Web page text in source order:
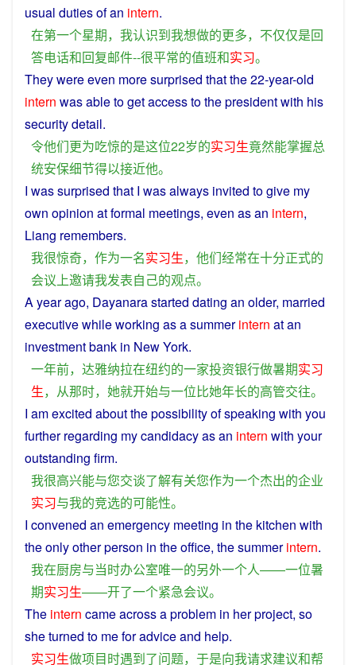
usual dutiesofan intern.
在第一个星期， 我认识到我想做的更多， 不仅仅是回
答电话和回复邮件--很平常的值班和实习。
Theywere even moresurprised thatthe22-year-old
intern wasabletogetaccessto thepresidentwith his
securitydetail.
令他们更为吃惊的是这位22岁的实习生竟然能掌握总
统安保细节得以接近他。
I wassurprised that I wasalways invited togive my
own opinion atformal meetings, even asan intern,
Liang remembers.
我很惊奇， 作为一名实习生， 他们经常在十分正式的
会议上邀请我发表自己的观点。
Ayearago, Dayanarastarted dating an older, married
executivewhileworking asasummer intern at an
investment bank in NewYork.
一年前， 达雅纳拉在纽约的一家投资银行做暑期实习
生， 从那时， 她就开始与一位比她年长的高管交往。
I amexcited aboutthepossibilityofspeaking with you
further regarding mycandidacyasan intern with your
outstanding firm.
我很高兴能与您交谈了解有关您作为一个杰出的企业
实习与我的竞选的可能性。
I convened an emergency meeting in the kitchen with
theonlyotherperson in theoffice, thesummer intern.
我在厨房与当时办公室唯一的另外一个人——一位暑
期实习生——开了一个紧急会议。
The intern cameacrossaproblem in herproject, so
she turned to meforadviceand help.
实习生做项目时遇到了问题， 于是向我请求建议和帮